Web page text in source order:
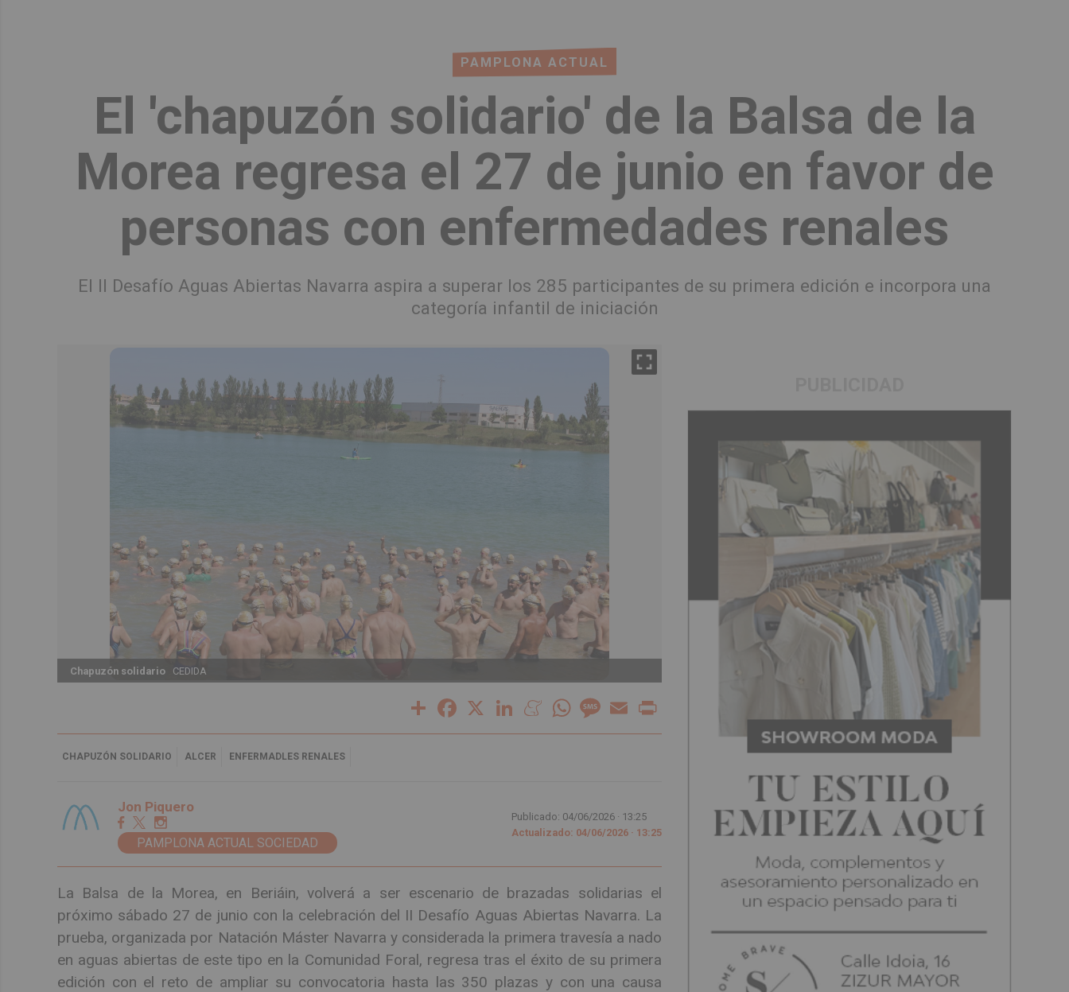
PAMPLONA ACTUAL
El 'chapuzón solidario' de la Balsa de la
Morea regresa el 27 de junio en favor de
personas con enfermedades renales
El II Desafío Aguas Abiertas Navarra aspira a superar los 285 participantes de su primera edición e incorpora una
categoría infantil de iniciación
Chapuzón solidario CEDIDA
Share Facebook LinkedInMeneameWhatsAppMessage
Email
CHAPUZÓN SOLIDARIO ALCER ENFERMADLES RENALES
Jon Piquero
PAMPLONA ACTUAL SOCIEDAD
Publicado: 04/06/2026 · 13:25
Actualizado: 04/06/2026 · 13:25
La Balsa de la Morea, en Beriáin, volverá a ser escenario de brazadas solidarias el
próximo sábado 27 de junio con la celebración del II Desafío Aguas Abiertas Navarra. La
prueba, organizada por Natación Máster Navarra y considerada la primera travesía a nado
en aguas abiertas de este tipo en la Comunidad Foral, regresa tras el éxito de su primera
edición con el reto de ampliar su convocatoria hasta las 350 plazas y con una causa